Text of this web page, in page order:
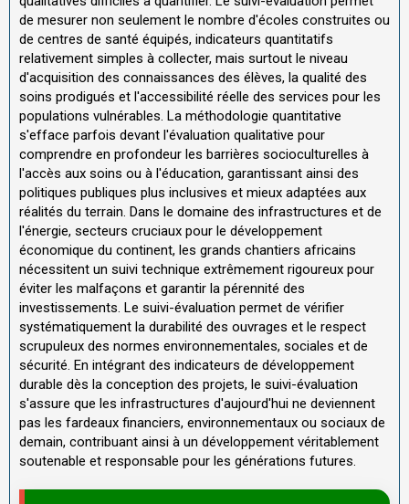
de mesurer non seulement le nombre d'écoles construites ou
de centres de santé équipés, indicateurs quantitatifs
relativement simples à collecter, mais surtout le niveau
d'acquisition des connaissances des élèves, la qualité des
soins prodigués et l'accessibilité réelle des services pour les
populations vulnérables. La méthodologie quantitative
s'efface parfois devant l'évaluation qualitative pour
comprendre en profondeur les barrières socioculturelles à
l'accès aux soins ou à l'éducation, garantissant ainsi des
politiques publiques plus inclusives et mieux adaptées aux
réalités du terrain. Dans le domaine des infrastructures et de
l'énergie, secteurs cruciaux pour le développement
économique du continent, les grands chantiers africains
nécessitent un suivi technique extrêmement rigoureux pour
éviter les malfaçons et garantir la pérennité des
investissements. Le suivi-évaluation permet de vérifier
systématiquement la durabilité des ouvrages et le respect
scrupuleux des normes environnementales, sociales et de
sécurité. En intégrant des indicateurs de développement
durable dès la conception des projets, le suivi-évaluation
s'assure que les infrastructures d'aujourd'hui ne deviennent
pas les fardeaux financiers, environnementaux ou sociaux de
demain, contribuant ainsi à un développement véritablement
soutenable et responsable pour les générations futures.